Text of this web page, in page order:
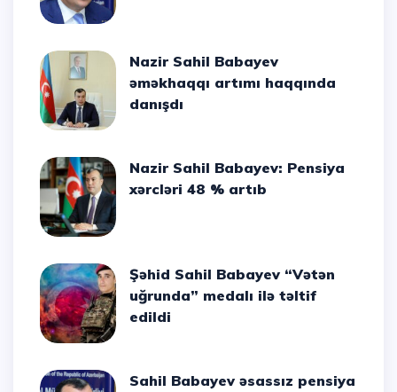
Nazir Sahil Babayev
əməkhaqqı artımı haqqında
danışdı
Nazir Sahil Babayev: Pensiya
xərcləri 48 % artıb
Şəhid Sahil Babayev “Vətən
uğrunda” medalı ilə təltif
edildi
Sahil Babayev əsassız pensiya